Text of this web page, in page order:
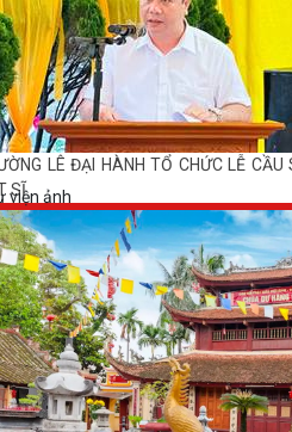
LÊ ĐẠI HÀNH TỔ CHỨC LỄ CẦU
SĨ
viện ảnh